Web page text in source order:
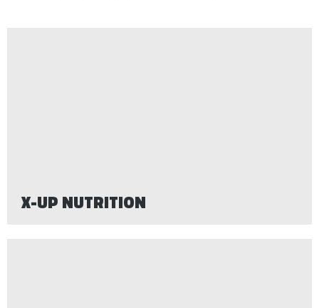
X-UP NUTRITION